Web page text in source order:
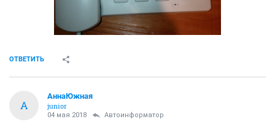
ОТВЕТИТЬ
А
АннаЮжная
junior
04 мая 2018 Автоинформатор